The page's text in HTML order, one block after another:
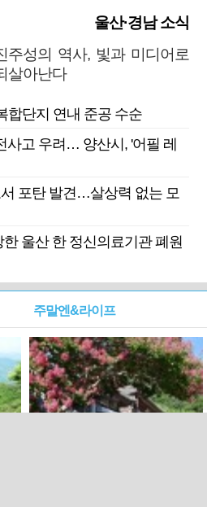
울산·경남 소식
주성의 역사, 빛과 미디어로
살아난다
합단지 연내 준공 수순
사고 우려… 양산시, '어필 레
포탄 발견…살상력 없는 모
울산 한 정신의료기관 폐원
주말엔&라이프